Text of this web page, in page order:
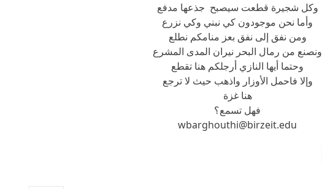
وكل شجيرة قطعت سيصبح جذعها مدفع
وأما نحن موجودون كي نبني وكي نزرع
ومن نفق إلى نفق بعز منامكم نطلع
ونصنع من رمال البحر نيران المدى المشرع
وحتما أيها النازي أرجلكم هنا تقطع
وإلا فاحمل الأوزار واذهب حيث لا ترجع
هنا غزة
فهل تسمع؟
wbarghouthi@birzeit.edu